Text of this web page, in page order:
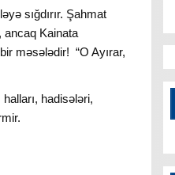
sığdırır. Şahmat
ancaq Kainata
məsələdir! “O Ayırar,
hadisələri,